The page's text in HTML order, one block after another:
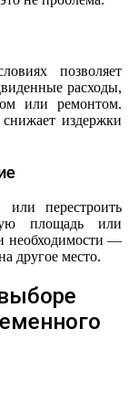
позволяет
расходы,
или ремонтом.
издержки
перестроить
площадь или
необходимости —
другое место.